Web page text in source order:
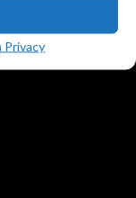
Privacy